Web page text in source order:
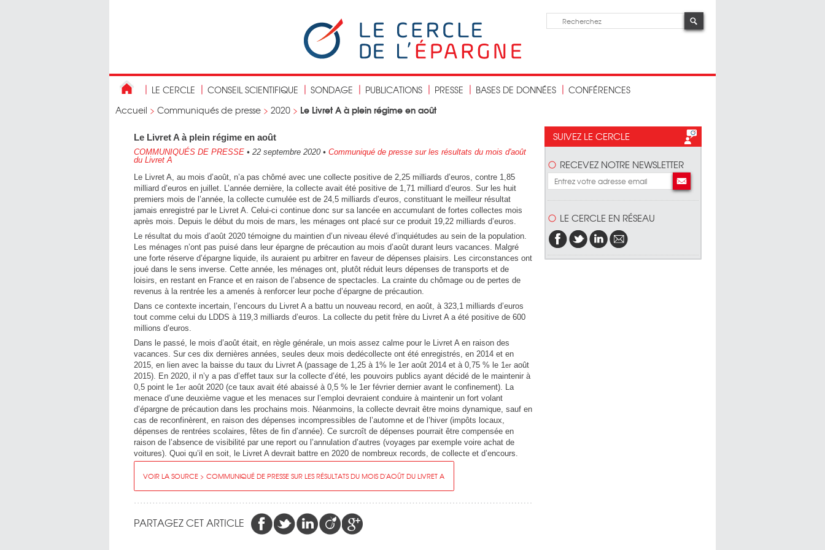
LE CERCLE CONSEIL SCIENTIFIQUE SONDAGE PUBLICATIONS PRESSE BASES DE DONNÉES
CONFÉRENCES
Accueil > Communiqués de presse > 2020 > Le Livret A à plein régime en août
Le Livret A à plein régime en août
COMMUNIQUÉS DE PRESSE • 22 septembre 2020 • Communiqué de presse sur les résultats du mois d'août
du Livret A
Le Livret A, au mois d’août, n’a pas chômé avec une collecte positive de 2,25 milliards d’euros, contre 1,85
milliard d’euros en juillet. L’année dernière, la collecte avait été positive de 1,71 milliard d’euros. Sur les huit
premiers mois de l’année, la collecte cumulée est de 24,5 milliards d’euros, constituant le meilleur résultat
jamais enregistré par le Livret A. Celui-ci continue donc sur sa lancée en accumulant de fortes collectes mois
après mois. Depuis le début du mois de mars, les ménages ont placé sur ce produit 19,22 milliards d’euros.
Le résultat du mois d’août 2020 témoigne du maintien d’un niveau élevé d’inquiétudes au sein de la population.
Les ménages n’ont pas puisé dans leur épargne de précaution au mois d’août durant leurs vacances. Malgré
une forte réserve d’épargne liquide, ils auraient pu arbitrer en faveur de dépenses plaisirs. Les circonstances ont
joué dans le sens inverse. Cette année, les ménages ont, plutôt réduit leurs dépenses de transports et de
loisirs, en restant en France et en raison de l’absence de spectacles. La crainte du chômage ou de pertes de
revenus à la rentrée les a amenés à renforcer leur poche d’épargne de précaution.
Dans ce contexte incertain, l’encours du Livret A a battu un nouveau record, en août, à 323,1 milliards d’euros
tout comme celui du LDDS à 119,3 milliards d’euros. La collecte du petit frère du Livret A a été positive de 600
millions d’euros.
Dans le passé, le mois d’août était, en règle générale, un mois assez calme pour le Livret A en raison des
vacances. Sur ces dix dernières années, seules deux mois dedécollecte ont été enregistrés, en 2014 et en
2015, en lien avec la baisse du taux du Livret A (passage de 1,25 à 1% le 1er août 2014 et à 0,75 % le 1er août
2015). En 2020, il n’y a pas d’effet taux sur la collecte d’été, les pouvoirs publics ayant décidé de le maintenir à
0,5 point le 1er août 2020 (ce taux avait été abaissé à 0,5 % le 1er février dernier avant le confinement). La
menace d’une deuxième vague et les menaces sur l’emploi devraient conduire à maintenir un fort volant
d’épargne de précaution dans les prochains mois. Néanmoins, la collecte devrait être moins dynamique, sauf en
cas de reconfinèrent, en raison des dépenses incompressibles de l’automne et de l’hiver (impôts locaux,
dépenses de rentrées scolaires, fêtes de fin d’année). Ce surcroît de dépenses pourrait être compensée en
raison de l’absence de visibilité par une report ou l’annulation d’autres (voyages par exemple voire achat de
voitures). Quoi qu’il en soit, le Livret A devrait battre en 2020 de nombreux records, de collecte et d’encours.
VOIR LA SOURCE > COMMUNIQUÉ DE PRESSE SUR LES RÉSULTATS DU MOIS D'AOÛT DU LIVRET A
PARTAGEZ CET ARTICLE
SUIVEZ LE CERCLE
RECEVEZ NOTRE NEWSLETTER
LE CERCLE EN RÉSEAU